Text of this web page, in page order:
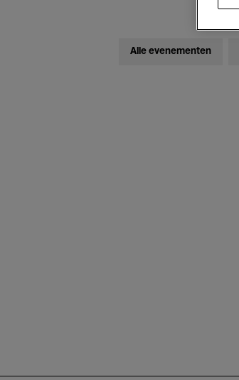
Alle evenementen